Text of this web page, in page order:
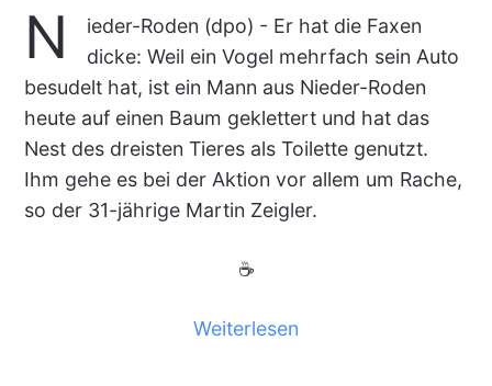
N
ieder-Roden (dpo) - Er hat die Faxen
dicke: Weil ein Vogel mehrfach sein Auto
besudelt hat, ist ein Mann aus Nieder-Roden
heute auf einen Baum geklettert und hat das
Nest des dreisten Tieres als Toilette genutzt.
Ihm gehe es bei der Aktion vor allem um Rache,
so der 31-jährige Martin Zeigler.
☕
Weiterlesen